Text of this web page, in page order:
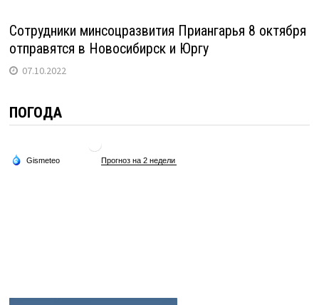
Сотрудники минсоцразвития Приангарья 8 октября
отправятся в Новосибирск и Юргу
07.10.2022
ПОГОДА